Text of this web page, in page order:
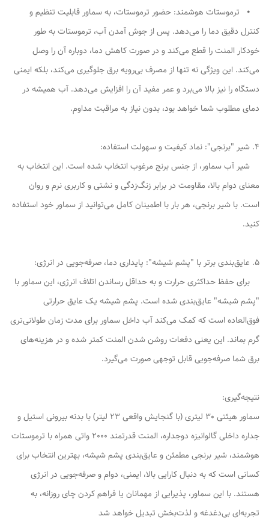
⦁ ترموستات هوشمند: حضور ترموستات، به سماور قابلیت تنظیم و
کنترل دقیق دما را می‌دهد. پس از جوش آمدن آب، ترموستات به طور
خودکار المنت را قطع می‌کند و در صورت کاهش دما، دوباره آن را وصل
می‌کند. این ویژگی نه تنها از مصرف بی‌رویه برق جلوگیری می‌کند، بلکه ایمنی
دستگاه را نیز بالا می‌برد و عمر مفید آن را افزایش می‌دهد. آب همیشه در
دمای مطلوب شما خواهد بود، بدون نیاز به مراقبت مداوم.
4. شیر "برنجی": نماد کیفیت و سهولت استفاده:
شیر آب سماور، از جنس برنج مرغوب انتخاب شده است. این انتخاب به
معنای دوام بالا، مقاومت در برابر زنگ‌زدگی و نشتی و کاربری نرم و روان
است. با شیر برنجی، هر بار با اطمینان کامل می‌توانید از سماور خود استفاده
کنید.
5. عایق‌بندی برتر با "پشم شیشه": پایداری دما، صرفه‌جویی در انرژی:
برای حفظ حداکثری حرارت و به حداقل رساندن اتلاف انرژی، این سماور با
"پشم شیشه" عایق‌بندی شده است. پشم شیشه یک عایق حرارتی
فوق‌العاده است که کمک می‌کند آب داخل سماور برای مدت زمان طولانی‌تری
گرم بماند. این یعنی دفعات روشن شدن المنت کمتر شده و در هزینه‌های
برق شما صرفه‌جویی قابل توجهی صورت می‌گیرد.
نتیجه‌گیری:
سماور هیئتی 30 لیتری (با گنجایش واقعی 23 لیتر) با بدنه بیرونی استیل و
جداره داخلی گالوانیزه دوجداره، المنت قدرتمند 2000 واتی همراه با ترموستات
هوشمند، شیر برنجی مطمئن و عایق‌بندی پشم شیشه، بهترین انتخاب برای
کسانی است که به دنبال کارایی بالا، ایمنی، دوام و صرفه‌جویی در انرژی
هستند. با این سماور، پذیرایی از مهمانان یا فراهم کردن چای روزانه، به
تجربه‌ای بی‌دغدغه و لذت‌بخش تبدیل خواهد شد